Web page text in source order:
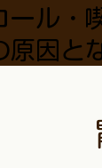
ール・
原因と